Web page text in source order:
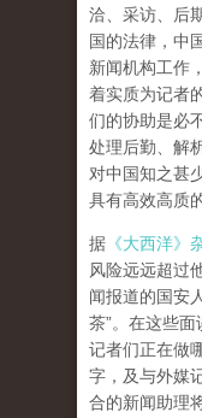
洽、采访、后
国的法律，中
新闻机构工作
着实质为记者
们的协助是必
处理后勤、解
对中国知之甚
具有高效高质
据 《大西洋》
风险远远超过
闻报道的国安
茶”。在这些
记者们正在做
字，及与外媒
合的新闻助理